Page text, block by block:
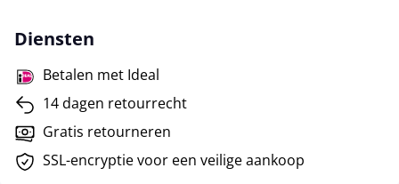
Diensten
Betalen met Ideal
14 dagen retourrecht
Gratis retourneren
SSL-encryptie voor een veilige aankoop